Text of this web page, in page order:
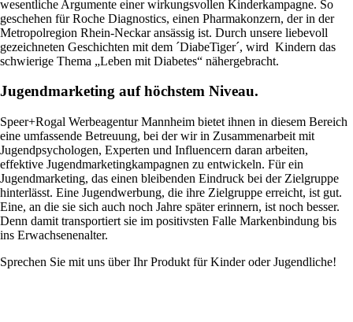
wesentliche Argumente einer wirkungsvollen Kinderkampagne. So
geschehen für Roche Diagnostics, einen Pharmakonzern, der in der
Metropolregion Rhein-Neckar ansässig ist. Durch unsere liebevoll
gezeichneten Geschichten mit dem ´DiabeTiger´, wird Kindern das
schwierige Thema „Leben mit Diabetes“ nähergebracht.
Jugendmarketing auf höchstem Niveau.
Speer+Rogal Werbeagentur Mannheim bietet ihnen in diesem Bereich
eine umfassende Betreuung, bei der wir in Zusammenarbeit mit
Jugendpsychologen, Experten und Influencern daran arbeiten,
effektive Jugendmarketingkampagnen zu entwickeln. Für ein
Jugendmarketing, das einen bleibenden Eindruck bei der Zielgruppe
hinterlässt. Eine Jugendwerbung, die ihre Zielgruppe erreicht, ist gut.
Eine, an die sie sich auch noch Jahre später erinnern, ist noch besser.
Denn damit transportiert sie im positivsten Falle Markenbindung bis
ins Erwachsenenalter.
Sprechen Sie mit uns über Ihr Produkt für Kinder oder Jugendliche!